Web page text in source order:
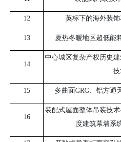
12 英标下的海外装
13 夏热冬暖地区超低能
14
中心城区复杂产权历史
15 多曲面GRG、铝方通
16
装配式屋面整体吊装技
度建筑幕墙系